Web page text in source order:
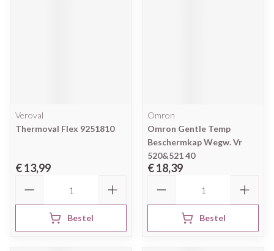
Veroval
Thermoval Flex 9251810
€ 13,99
Bestel
Omron
Omron Gentle Temp
Beschermkap Wegw. Vr
520&521 40
€ 18,39
Bestel